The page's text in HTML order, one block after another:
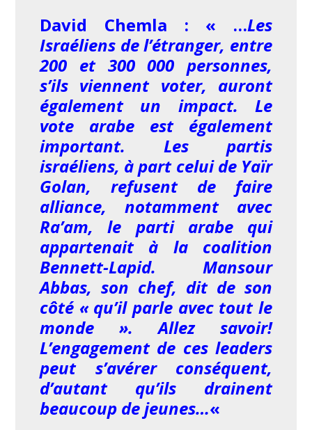
David Chemla : « …Les
Israéliens de l’étranger, entre
200 et 300 000 personnes,
s’ils viennent voter, auront
également un impact. Le
vote arabe est également
important. Les partis
israéliens, à part celui de Yaïr
Golan, refusent de faire
alliance, notamment avec
Ra’am, le parti arabe qui
appartenait à la coalition
Bennett-Lapid. Mansour
Abbas, son chef, dit de son
côté « qu’il parle avec tout le
monde ». Allez savoir!
L’engagement de ces leaders
peut s’avérer conséquent,
d’autant qu’ils drainent
beaucoup de jeunes…«